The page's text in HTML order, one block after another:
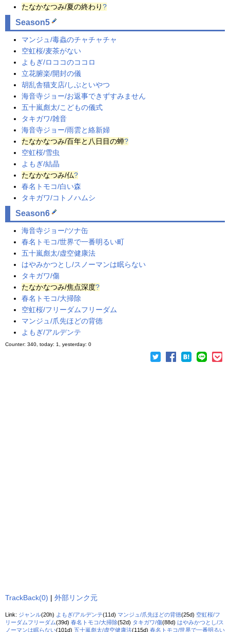
たなかなつみ/夏の終わり?
Season5
マンジュ/毒蟲のチャチャチャ
空虹桜/麦茶がない
よもぎ/ロココのココロ
立花腑楽/開封の儀
胡乱舎猫支店/しぶといやつ
海音寺ジョー/お返事できずすみません
五十嵐彪太/こどもの儀式
タキガワ/雑音
海音寺ジョー/雨雲と絡新婦
たなかなつみ/百年と八日目の蝉?
空虹桜/雪虫
よもぎ/結晶
たなかなつみ/仏?
春名トモコ/白い森
タキガワ/コトノハムシ
Season6
海音寺ジョー/ツナ缶
春名トモコ/世界で一番明るい町
五十嵐彪太/虚空健康法
はやみかつとし/スノーマンは眠らない
タキガワ/傷
たなかなつみ/焦点深度?
春名トモコ/大掃除
空虹桜/フリーダムフリーダム
マンジュ/爪先ほどの背徳
よもぎ/アルデンテ
Counter: 340, today: 1, yesterday: 0
TrackBack(0) | 外部リンク元
Link: ジャンル(20h) よもぎ/アルデンテ(11d) マンジュ/爪先ほどの背徳(25d) 空虹桜/フ
リーダムフリーダム(39d) 春名トモコ/大掃除(52d) タキガワ/傷(88d) はやみかつとし/ス
ノーマンは眠らない(101d) 五十嵐彪太/虚空健康法(115d) 春名トモコ/世界で一番明るい